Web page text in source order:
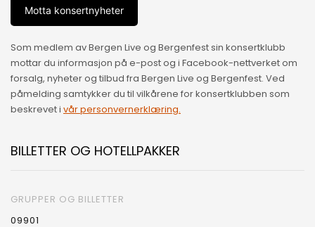
Motta konsertnyheter
Som medlem av Bergen Live og Bergenfest sin konsertklubb
mottar du informasjon på e-post og i Facebook-nettverket om
forsalg, nyheter og tilbud fra Bergen Live og Bergenfest. Ved
påmelding samtykker du til vilkårene for konsertklubben som
beskrevet i vår personvernerklæring.
BILLETTER OG HOTELLPAKKER
GRUPPER OG BILLETTER
09901